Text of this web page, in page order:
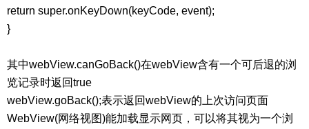
return super.onKeyDown(keyCode, event);
}
其中webView.canGoBack()在webView含有一个可后退的浏
览记录时返回true
webView.goBack();表示返回webView的上次访问页面
WebView(网络视图)能加载显示网页，可以将其视为一个浏